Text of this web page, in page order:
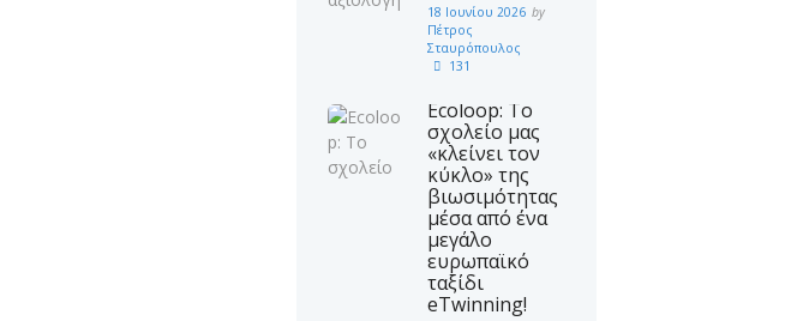
18 Ιουνίου 2026 by
Πέτρος
Σταυρόπουλος
131
Ecoloop: Το
σχολείο μας
«κλείνει τον
κύκλο» της
βιωσιμότητας
μέσα από ένα
μεγάλο
ευρωπαϊκό
ταξίδι
eTwinning!